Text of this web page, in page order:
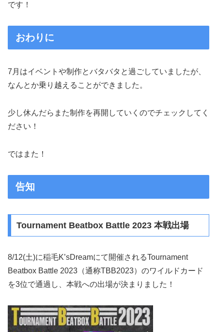
です！
おわりに
7月はイベントや制作とバタバタと過ごしていましたが、
なんとか乗り越えることができました。
少し休んだらまた制作を再開していくのでチェックしてく
ださい！
ではまた！
告知
Tournament Beatbox Battle 2023 本戦出場
8/12(土)に稲毛K’sDreamにて開催されるTournament
Beatbox Battle 2023（通称TBB2023）のワイルドカード
を3位で通過し、本戦への出場が決まりました！